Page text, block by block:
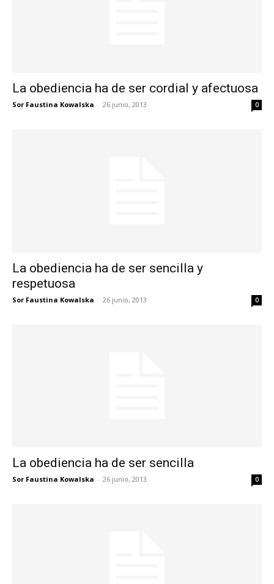
La obediencia ha de ser cordial y afectuosa
Sor Faustina Kowalska - 26 junio, 2013 0
La obediencia ha de ser sencilla y
respetuosa
Sor Faustina Kowalska - 26 junio, 2013 0
La obediencia ha de ser sencilla
Sor Faustina Kowalska - 26 junio, 2013 0